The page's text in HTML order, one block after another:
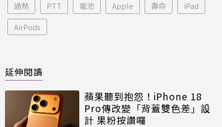
過熱 PTT 電池 Apple 壽命 iPad
AirPods
延伸閱讀
蘋果聽到抱怨！iPhone 18
Pro傳改變「背蓋雙色差」設
計 果粉按讚囉